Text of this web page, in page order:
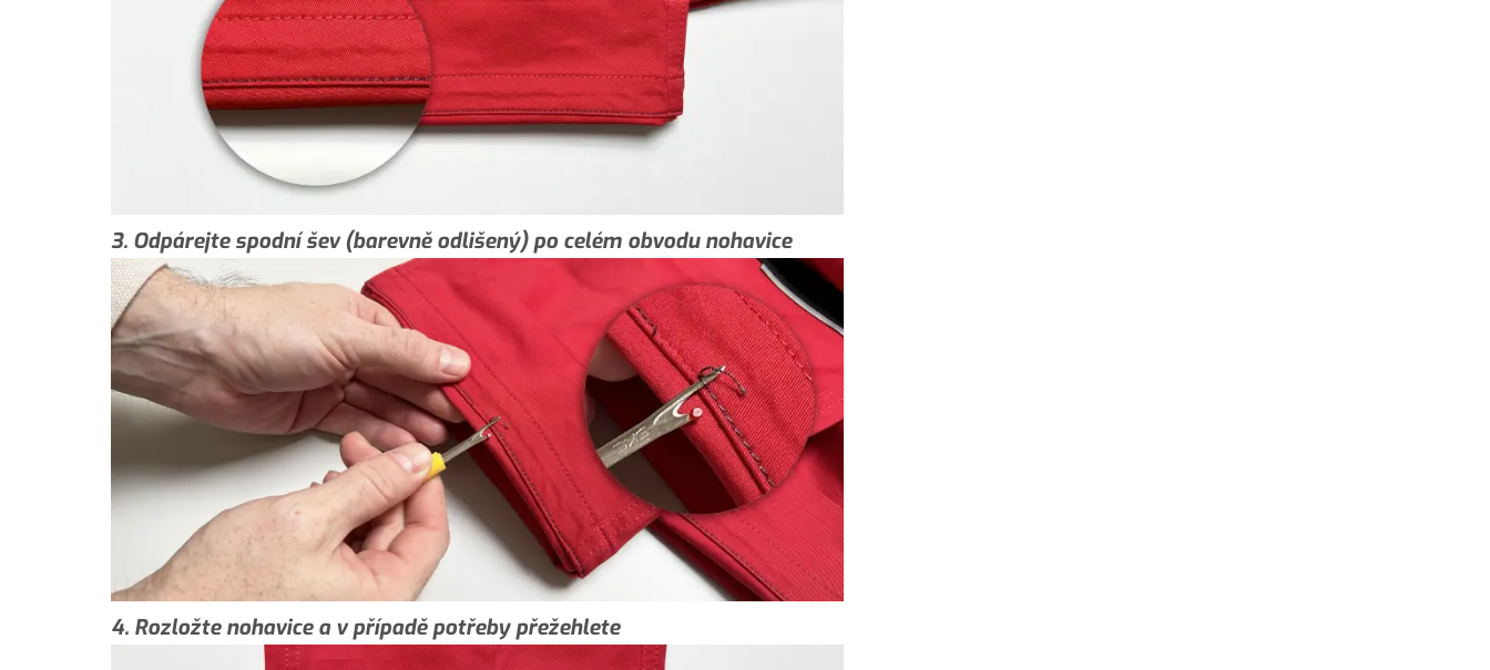
3. Odpárejte spodní šev (barevně odlišený) po celém obvodu nohavice
4. Rozložte nohavice a v případě potřeby přežehlete